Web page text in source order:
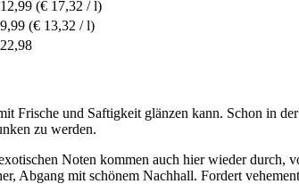
(€ 17,32 / l)
(€ 13,32 / l)
Frische und Saftigkeit glänzen kann. Schon in
zu werden.
Noten kommen auch hier wieder
Abgang mit schönem Nachhall. Fordert